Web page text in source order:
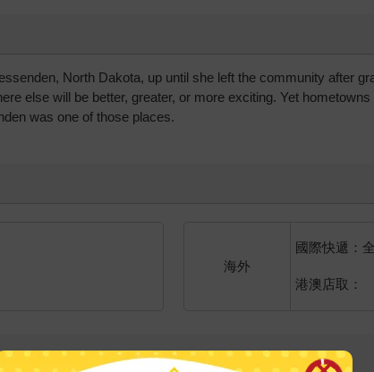
North Dakota, up until she left the community after
else will be better, greater, or more exciting. Yet
was one of those places.
海外
國際快遞：
港澳店取：